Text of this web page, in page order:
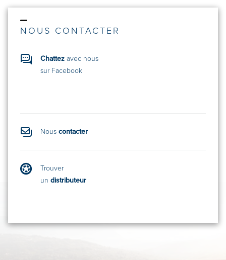
NOUS CONTACTER
Chattez avec nous
sur Facebook
Nous contacter
Trouver
un distributeur